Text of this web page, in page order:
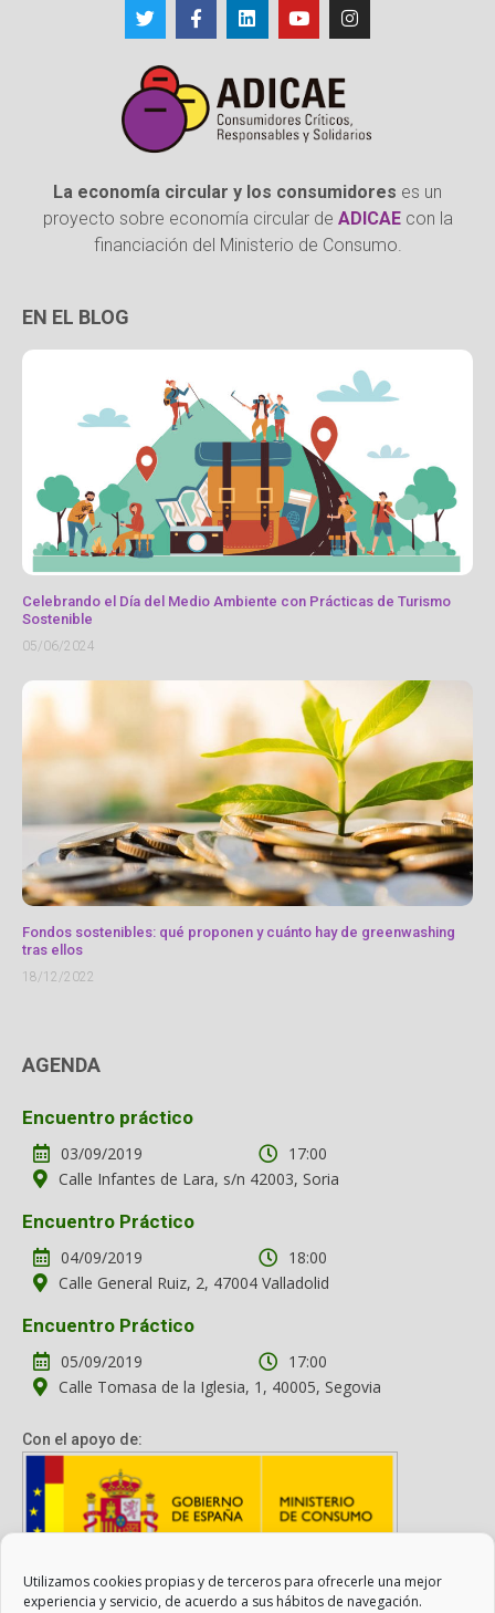
Utilizamos cookies propias y de terceros para ofrecerle una mejor
experiencia y servicio, de acuerdo a sus hábitos de navegación.
La economía circular y los consumidores es un
proyecto sobre economía circular de ADICAEcon la
financiación del Ministerio de Consumo.
EN EL BLOG
Celebrando el Día del Medio Ambiente con Prácticas de Turismo
Sostenible
05/06/2024
Fondos sostenibles: qué proponen y cuánto hay de greenwashing
tras ellos
18/12/2022
AGENDA
Encuentro práctico
03/09/2019
17:00
Calle Infantes de Lara, s/n 42003, Soria
Encuentro Práctico
04/09/2019
18:00
Calle General Ruiz, 2, 47004 Valladolid
Encuentro Práctico
05/09/2019
17:00
Calle Tomasa de la Iglesia, 1, 40005, Segovia
Con el apoyo de:
Con el apoyo del Ministerio de Consumo. Su contenido es
responsabilidad exclusiva de la asociación.